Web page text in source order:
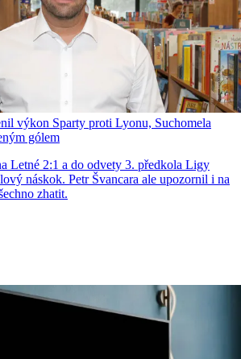
výkon Sparty proti Lyonu, Suchomela
gólem
Letné 2:1 a do odvety 3. předkola Ligy
náskok. Petr Švancara ale upozornil i na
zhatit.